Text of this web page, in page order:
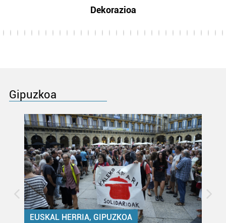
Dekorazioa
Gipuzkoa
EUSKAL HERRIA, GIPUZKOA